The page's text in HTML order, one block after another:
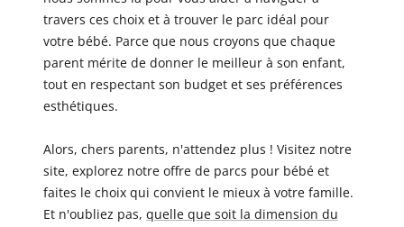
travers ces choix et à trouver le parc idéal pour
votre bébé. Parce que nous croyons que chaque
parent mérite de donner le meilleur à son enfant,
tout en respectant son budget et ses préférences
esthétiques.
Alors, chers parents, n'attendez plus ! Visitez notre
site, explorez notre offre de parcs pour bébé et
faites le choix qui convient le mieux à votre famille.
Et n'oubliez pas, quelle que soit la dimension du